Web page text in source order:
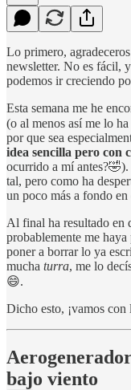
Lo primero,
newsletter. No es fácil,
podemos ir creciendo
Esta semana me he
(o al menos así me lo
por que sea
idea sencilla pero con
ocurrido a mí
tal, pero como ha
un poco más a fondo en
Al final ha resultado en
probablemente me
poner a borrar lo ya
mucha turra, me lo
😄.
Dicho esto, ¡vamos con
bajo viento